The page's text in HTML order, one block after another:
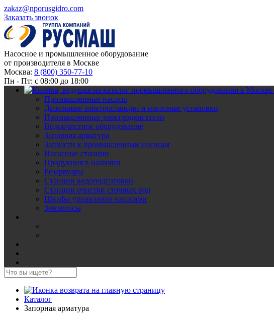
zakaz@nporusgidro.com
Заказать звонок
Насосное и промышленное оборудование
от производителя в Москве
Москва: 8 (800) 350-77-10
Пн - Пт: с 08:00 до 18:00
Промышленные насосы
Дизельные электростанции и насосные установки
Промышленные электродвигатели
Водоочистное оборудование
Запорная арматура
Запчасти к промышленным насосам
Насосные станции
Продукция в наличии
Резервуары
Станции водоподготовки
Станции очистки сточных вод
Шкафы управления насосами
Землесосы
Каталог
Запорная арматура